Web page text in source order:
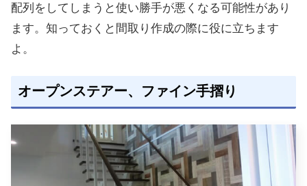
配列をしてしまうと使い勝手が悪くなる可能性があり
ます。知っておくと間取り作成の際に役に立ちます
よ。
オープンステアー、ファイン手摺り